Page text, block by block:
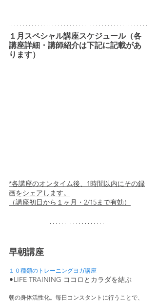
１月スペシャル講座スケジュール（各
講座詳細・講師紹介は下記に記載があ
ります）
*各講座のオンタイム後、1時間以内にその録
画をシェアします。
（講座初日から１ヶ月・2/15まで有効）
早朝講座
１０種類のトレーニングヨガ講座
⚫︎ LIFE TRAINING ココロとカラダを結ぶ
朝の身体活性化。毎日コンスタントに行うことで、